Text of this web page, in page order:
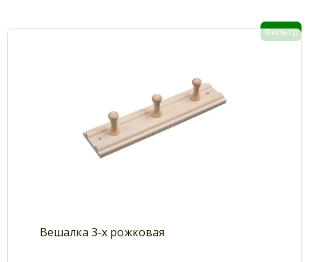
Фильтр
Вешалка 3-х рожковая